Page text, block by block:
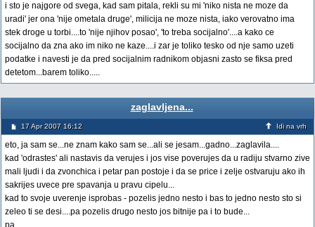
i sto je najgore od svega, kad sam pitala, rekli su mi 'niko nista ne moze da
uradi' jer ona 'nije ometala druge', milicija ne moze nista, iako verovatno ima
stek droge u torbi....to 'nije njihov posao', 'to treba socijalno'....a kako ce
socijalno da zna ako im niko ne kaze....i zar je toliko tesko od nje samo uzeti
podatke i navesti je da pred socijalnim radnikom objasni zasto se fiksa pred
detetom...barem toliko.....
zaglavljena...
17 Apr 2007 16:12 Idi na vrh
eto, ja sam se...ne znam kako sam se...ali se jesam...gadno...zaglavila....
kad 'odrastes' ali nastavis da verujes i jos vise poverujes da u radiju stvarno zive
mali ljudi i da zvonchica i petar pan postoje i da se price i zelje ostvaruju ako ih
sakrijes uvece pre spavanja u pravu cipelu...
kad to svoje uverenje isprobas - pozelis jedno nesto i bas to jedno nesto sto si
zeleo ti se desi....pa pozelis drugo nesto jos bitnije pa i to bude...
pa...